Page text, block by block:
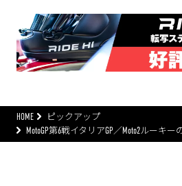
HOME
ピックアップ
MotoGP第6戦イタリアGP／Moto2ルーキ